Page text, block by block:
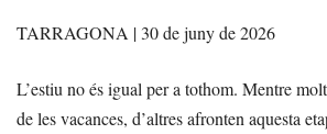
TARRAGONA | 30 de juny de 2026
L’estiu no és igual per a tothom. Mentre
de les vacances, d’altres afronten aquesta